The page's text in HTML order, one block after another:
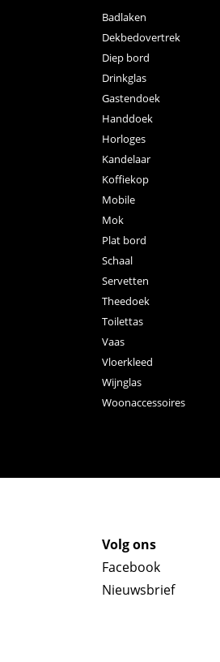
Badlaken
Dekbedovertrek
Diep bord
Drinkglas
Gastendoek
Handdoek
Horloges
Kandelaar
Koffiekop
Mobile
Mok
Plat bord
Schaal
Servetten
Theedoek
Toilettas
Vaas
Vloerkleed
Wijnglas
Woonaccessoires
Volg ons
Facebook
Nieuwsbrief